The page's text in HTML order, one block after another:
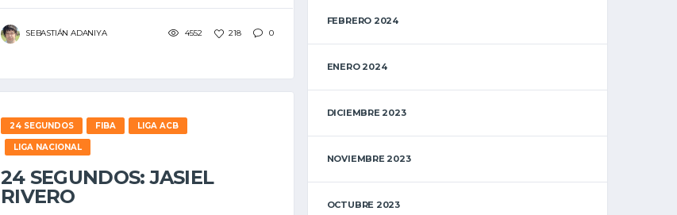
SEBASTIÁN ADANIYA 4552 218 0
24 SEGUNDOS FIBA LIGA ACB
LIGA NACIONAL
24 SEGUNDOS: JASIEL
RIVERO
FEBRERO 2024
ENERO 2024
DICIEMBRE 2023
NOVIEMBRE 2023
OCTUBRE 2023